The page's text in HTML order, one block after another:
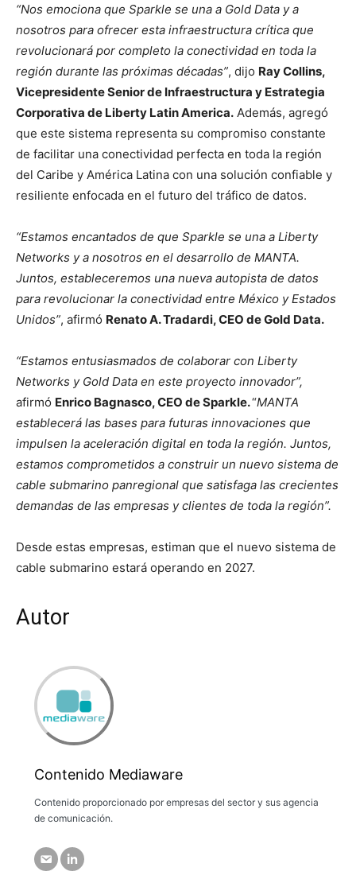
“Nos emociona que Sparkle se una a Gold Data y a
nosotros para ofrecer esta infraestructura crítica que
revolucionará por completo la conectividad en toda la
región durante las próximas décadas”, dijo Ray Collins,
Vicepresidente Senior de Infraestructura y Estrategia
Corporativa de Liberty Latin America. Además, agregó
que este sistema representa su compromiso constante
de facilitar una conectividad perfecta en toda la región
del Caribe y América Latina con una solución confiable y
resiliente enfocada en el futuro del tráfico de datos.
“Estamos encantados de que Sparkle se una a Liberty
Networks y a nosotros en el desarrollo de MANTA.
Juntos, estableceremos una nueva autopista de datos
para revolucionar la conectividad entre México y Estados
Unidos”, afirmó Renato A. Tradardi, CEO de Gold Data.
“Estamos entusiasmados de colaborar con Liberty
Networks y Gold Data en este proyecto innovador”,
afirmó Enrico Bagnasco, CEO de Sparkle.“MANTA
establecerá las bases para futuras innovaciones que
impulsen la aceleración digital en toda la región. Juntos,
estamos comprometidos a construir un nuevo sistema de
cable submarino panregional que satisfaga las crecientes
demandas de las empresas y clientes de toda la región”.
Desde estas empresas, estiman que el nuevo sistema de
cable submarino estará operando en 2027.
Autor
Contenido Mediaware
Contenido proporcionado por empresas del sector y sus agencia
de comunicación.